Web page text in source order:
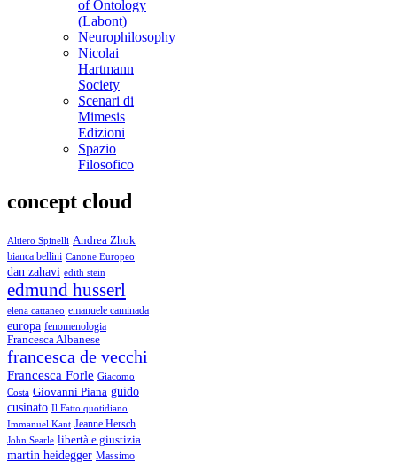
of Ontology
(Labont)
Neurophilosophy
Nicolai
Hartmann
Society
Scenari di
Mimesis
Edizioni
Spazio
Filosofico
concept cloud
Altiero Spinelli Andrea Zhok
bianca bellini Canone Europeo
dan zahavi edith stein
edmund husserl
elena cattaneo emanuele caminada
europa fenomenologia
Francesca Albanese
francesca de vecchi
Francesca Forle Giacomo
Costa Giovanni Piana guido
cusinato Il Fatto quotidiano
Immanuel Kant Jeanne Hersch
John Searle libertà e giustizia
martin heidegger Massimo